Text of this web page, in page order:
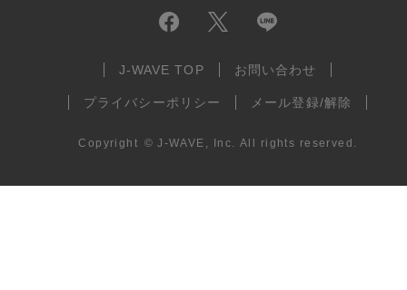
J-WAVE TOP お問い合わせ
プライバシーポリシー メール登録/解除
Copyright © J-WAVE, Inc. All rights reserved.